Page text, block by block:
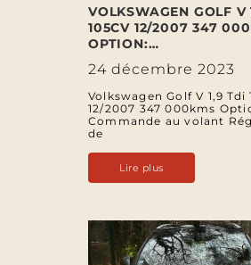
VOLKSWAGEN GOLF V
105CV 12/2007 347
OPTION:…
24 décembre 2023
Volkswagen Golf V 1,9 Tdi
12/2007 347 000kms
Commande au volant
de
Lire plus